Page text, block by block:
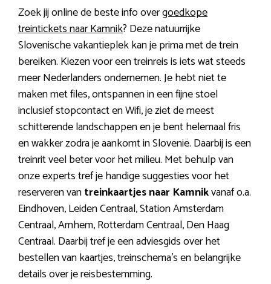
Zoek jij online de beste info overgoedkope
treintickets naar Kamnik? Deze natuurrijke
Slovenische vakantieplek kan je prima met de trein
bereiken. Kiezen voor een treinreis is iets wat steeds
meer Nederlanders ondernemen. Je hebt niet te
maken met files, ontspannen in een fijne stoel
inclusief stopcontact en Wifi, je ziet de meest
schitterende landschappen en je bent helemaal fris
en wakker zodra je aankomt in Slovenië. Daarbij is een
treinrit veel beter voor het milieu. Met behulp van
onze experts tref je handige suggesties voor het
reserveren vantreinkaartjes naar Kamnikvanaf o.a.
Eindhoven, Leiden Centraal, Station Amsterdam
Centraal, Arnhem, Rotterdam Centraal, Den Haag
Centraal. Daarbij tref je een adviesgids over het
bestellen van kaartjes, treinschema’s en belangrijke
details over je reisbestemming.